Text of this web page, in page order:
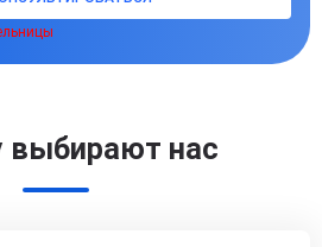
выбирают нас